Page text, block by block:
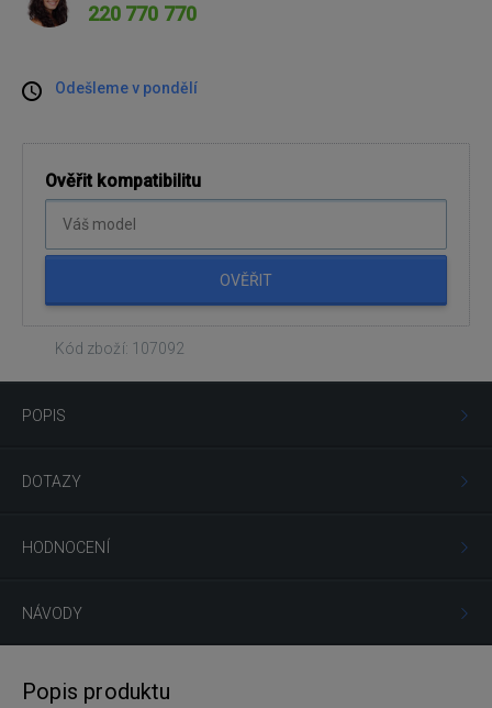
220 770 770
Odešleme v pondělí
Ověřit kompatibilitu
OVĚŘIT
Kód zboží: 107092
POPIS
DOTAZY
HODNOCENÍ
NÁVODY
Popis produktu